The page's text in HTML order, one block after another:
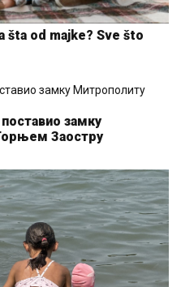
šta od majke? Sve što
замку
Заостру